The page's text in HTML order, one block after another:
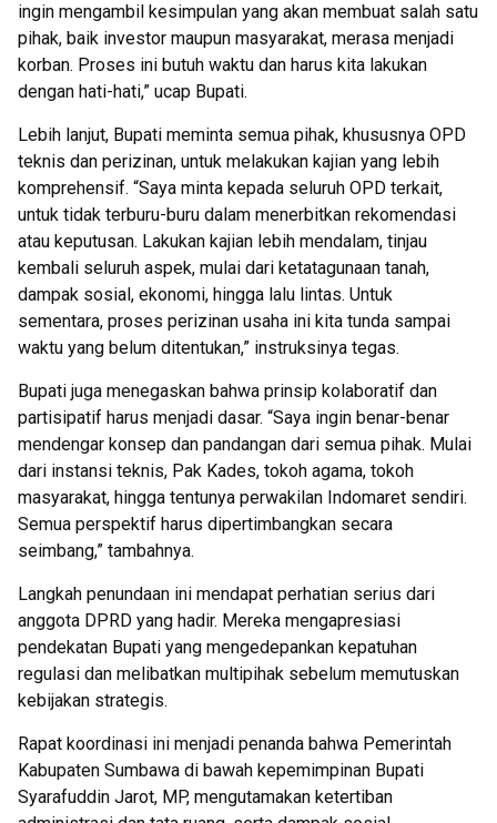
ingin mengambil kesimpulan yang akan membuat salah satu
pihak, baik investor maupun masyarakat, merasa menjadi
korban. Proses ini butuh waktu dan harus kita lakukan
dengan hati-hati,” ucap Bupati.
Lebih lanjut, Bupati meminta semua pihak, khususnya OPD
teknis dan perizinan, untuk melakukan kajian yang lebih
komprehensif. “Saya minta kepada seluruh OPD terkait,
untuk tidak terburu-buru dalam menerbitkan rekomendasi
atau keputusan. Lakukan kajian lebih mendalam, tinjau
kembali seluruh aspek, mulai dari ketatagunaan tanah,
dampak sosial, ekonomi, hingga lalu lintas. Untuk
sementara, proses perizinan usaha ini kita tunda sampai
waktu yang belum ditentukan,” instruksinya tegas.
Bupati juga menegaskan bahwa prinsip kolaboratif dan
partisipatif harus menjadi dasar. “Saya ingin benar-benar
mendengar konsep dan pandangan dari semua pihak. Mulai
dari instansi teknis, Pak Kades, tokoh agama, tokoh
masyarakat, hingga tentunya perwakilan Indomaret sendiri.
Semua perspektif harus dipertimbangkan secara
seimbang,” tambahnya.
Langkah penundaan ini mendapat perhatian serius dari
anggota DPRD yang hadir. Mereka mengapresiasi
pendekatan Bupati yang mengedepankan kepatuhan
regulasi dan melibatkan multipihak sebelum memutuskan
kebijakan strategis.
Rapat koordinasi ini menjadi penanda bahwa Pemerintah
Kabupaten Sumbawa di bawah kepemimpinan Bupati
Syarafuddin Jarot, MP, mengutamakan ketertiban